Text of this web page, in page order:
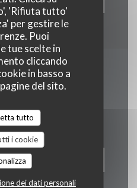
'Rifiuta tutto'
per gestire le
Puoi
tue scelte in
cliccando
in basso a
del sito.
tutto
i cookie
dei dati personali